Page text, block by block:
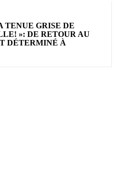
TENUE GRISE DE
»: DE RETOUR AU
DÉTERMINÉ À